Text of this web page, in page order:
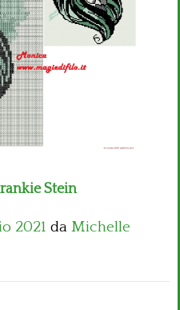
Stein
2021 da Michelle